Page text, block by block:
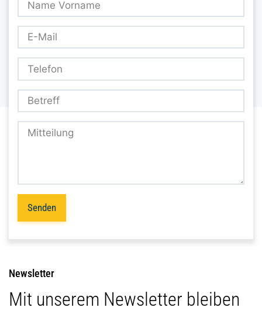
Senden
Newsletter
Mit unserem Newsletter bleiben